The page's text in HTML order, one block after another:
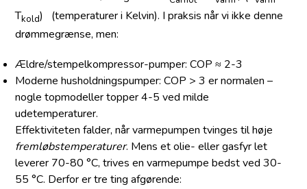
Tkold) (temperaturer i Kelvin). I praksis når vi ikke denne
drømmegrænse, men:
Ældre/stempelkompressor-pumper: COP ≈ 2-3
Moderne husholdningspumper: COP > 3 er normalen –
nogle topmodeller topper 4-5 ved milde
udetemperaturer.
Effektiviteten falder, når varmepumpen tvinges til høje
fremløbstemperaturer. Mens et olie- eller gasfyr let
leverer 70-80 °C, trives en varmepumpe bedst ved 30-
55 °C. Derfor er tre ting afgørende: